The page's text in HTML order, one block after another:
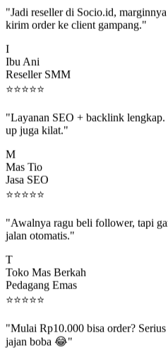
kirim order ke client gampang."
Ibu Ani
Reseller SMM
⭐⭐⭐⭐⭐
up juga kilat."
Mas Tio
Jasa SEO
⭐⭐⭐⭐⭐
jalan otomatis."
Toko Mas Berkah
Pedagang Emas
⭐⭐⭐⭐⭐
jajan boba 😂"